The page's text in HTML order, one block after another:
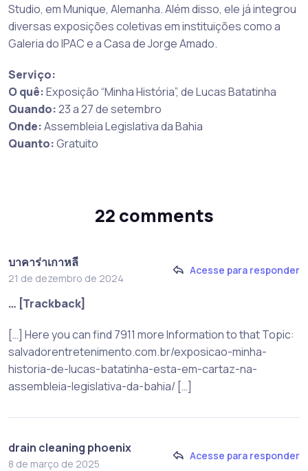
Studio, em Munique, Alemanha. Além disso, ele já integrou
diversas exposições coletivas em instituições como a
Galeria do IPAC e a Casa de Jorge Amado.
Serviço:
O quê:Exposição “Minha História”, de Lucas Batatinha
Quando:23 a 27 de setembro
Onde:Assembleia Legislativa da Bahia
Quanto:Gratuito
22 comments
บาคาร่าเกาหลี
21 de dezembro de 2024
Acesse para responder
… [Trackback]
[…] Here you can find 7911 more Information to that Topic:
salvadorentretenimento.com.br/exposicao-minha-
historia-de-lucas-batatinha-esta-em-cartaz-na-
assembleia-legislativa-da-bahia/ […]
drain cleaning phoenix
8 de março de 2025
Acesse para responder